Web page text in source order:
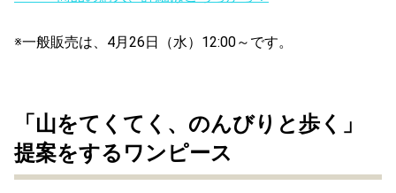
※一般販売は、4月26日（水）12:00～です。
「山をてくてく、のんびりと歩く」
提案をするワンピース